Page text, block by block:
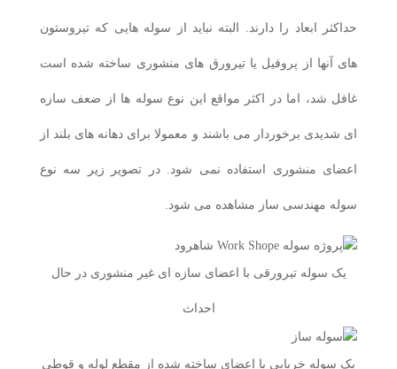
حداکثر ابعاد را دارند. البته نباید از سوله هایی که تیروستون
های آنها از پروفیل یا تیرورق های منشوری ساخته شده است
غافل شد، اما در اکثر مواقع این نوع سوله ها از ضعف سازه
ای شدیدی برخوردار می باشند و معمولا برای دهانه های بلند از
اعضای منشوری استفاده نمی شود. در تصویر زیر سه نوع
سوله مهندسی ساز مشاهده می شود.
یک سوله تیرورقی با اعضای سازه ای غیر منشوری در حال
احداث
یک سوله خرپایی با اعضای ساخته شده از مقطع لوله و قوطی